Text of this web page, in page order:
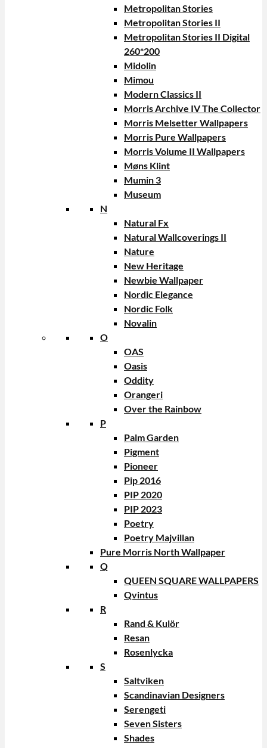
Metropolitan Stories
Metropolitan Stories II
Metropolitan Stories II Digital
260*200
Midolin
Mimou
Modern Classics II
Morris Archive IV The Collector
Morris Melsetter Wallpapers
Morris Pure Wallpapers
Morris Volume II Wallpapers
Møns Klint
Mumin 3
Museum
N
Natural Fx
Natural Wallcoverings II
Nature
New Heritage
Newbie Wallpaper
Nordic Elegance
Nordic Folk
Novalin
O
OAS
Oasis
Oddity
Orangeri
Over the Rainbow
P
Palm Garden
Pigment
Pioneer
Pip 2016
PIP 2020
PIP 2023
Poetry
Poetry Majvillan
Pure Morris North Wallpaper
Q
QUEEN SQUARE WALLPAPERS
Qvintus
R
Rand & Kulör
Resan
Rosenlycka
S
Saltviken
Scandinavian Designers
Serengeti
Seven Sisters
Shades